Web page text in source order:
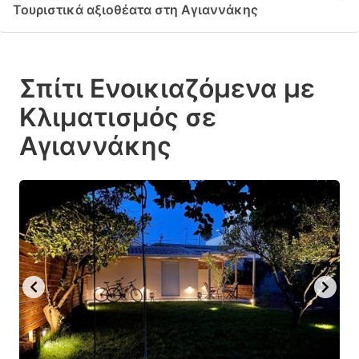
Τουριστικά αξιοθέατα στη Αγιαννάκης
Σπίτι Ενοικιαζόμενα με
Κλιματισμός σε
Αγιαννάκης